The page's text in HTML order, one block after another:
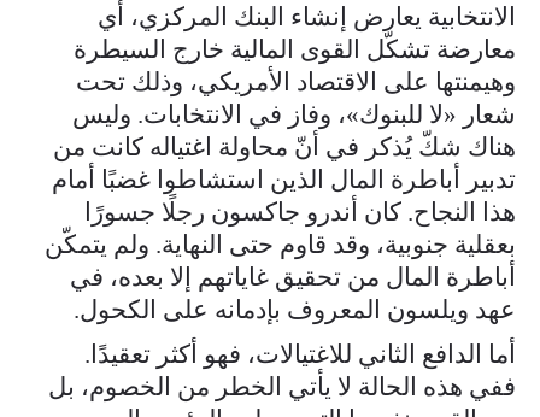
الانتخابية يعارض إنشاء البنك المركزي، أي
معارضة تشكّل القوى المالية خارج السيطرة
وهيمنتها على الاقتصاد الأمريكي، وذلك تحت
شعار «لا للبنوك»، وفاز في الانتخابات. وليس
هناك شكّ يُذكر في أنّ محاولة اغتياله كانت من
تدبير أباطرة المال الذين استشاطوا غضبًا أمام
هذا النجاح. كان أندرو جاكسون رجلًا جسورًا
بعقلية جنوبية، وقد قاوم حتى النهاية. ولم يتمكّن
أباطرة المال من تحقيق غاياتهم إلا بعده، في
عهد ويلسون المعروف بإدمانه على الكحول.
أما الدافع الثاني للاغتيالات، فهو أكثر تعقيدًا.
ففي هذه الحالة لا يأتي الخطر من الخصوم، بل